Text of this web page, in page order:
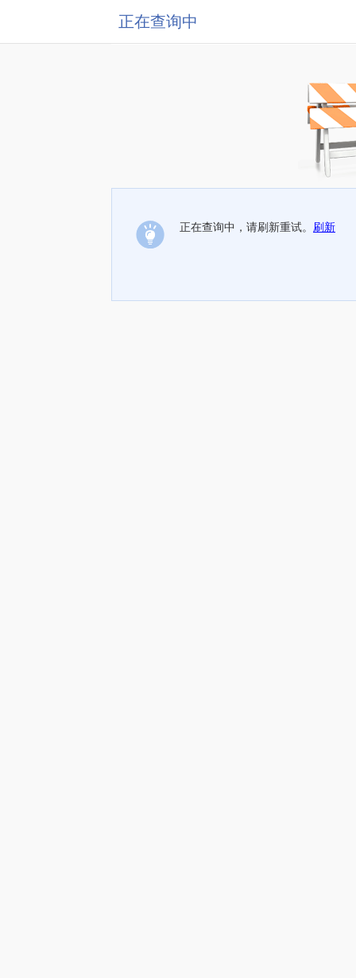
正在查询中
正在查询中，请刷新重试。 刷新